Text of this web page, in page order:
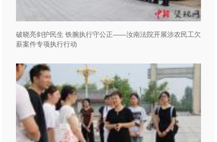
破晓亮剑护民生 铁腕执行守公正——汝南法院开展涉农民工欠
薪案件专项执行行动